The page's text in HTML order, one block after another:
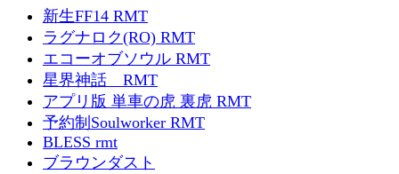
新生FF14 RMT
ラグナロク(RO) RMT
エコーオブソウル RMT
星界神話 RMT
アプリ版 単車の虎 裏虎 RMT
予約制Soulworker RMT
BLESS rmt
ブラウンダスト